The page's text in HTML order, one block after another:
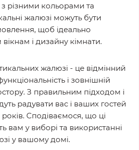
різними кольорами та
жалюзі можуть бути
щоб ідеально
і дизайну кімнати.
жалюзі - це відмінний
і зовнішній
З правильним підходом і
радувати вас і ваших гостей
Сподіваємося, що ці
вам у виборі та використанні
у вашому домі.